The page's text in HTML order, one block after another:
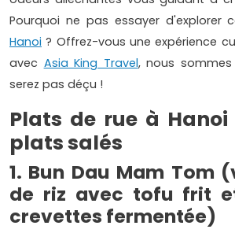
Pourquoi ne pas essayer d'explorer
Hanoi ? Offrez-vous une expérience
avec Asia King Travel, nous
serez pas déçu !
Plats de rue à
plats salés
1. Bun Dau Mam Tom
de riz avec tofu frit
crevettes fermentée)